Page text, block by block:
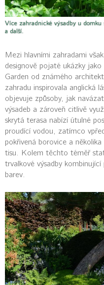
Více zahradnické výsadby u
a další.
Mezi hlavními zahradami
designově pojaté ukázky
Garden od známého
zahradu inspirovala anglická
objevuje způsoby, jak
výsadeb a zároveň citlivě
skrytá terasa nabízí útulné
proudící vodou, zatímco
pokřivená borovice a
tisu. Kolem těchto téměř
trvalkové výsadby
barev.